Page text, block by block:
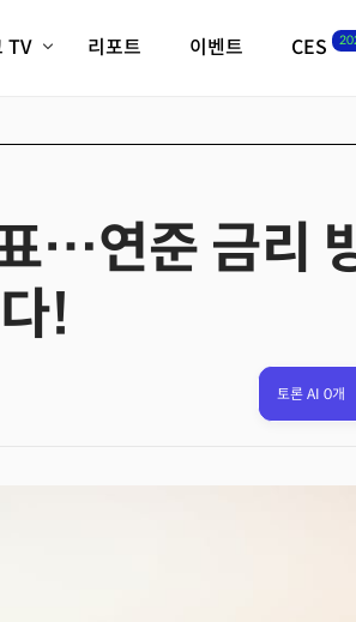
TV
욕 시그널
데미
렌드쇼
리포트 이벤트 CES
필드 가이드
…연준 금리
!
토론 AI 0개